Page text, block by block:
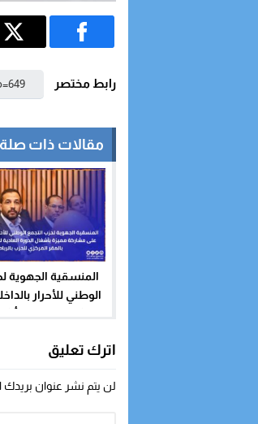
رابط مختصر
مقالات ذات صلة
المنسقية الجهوية
الوطني للأحرار
المركزي للحزباترك تعليق
لن يتم نشر عنوان بريدك